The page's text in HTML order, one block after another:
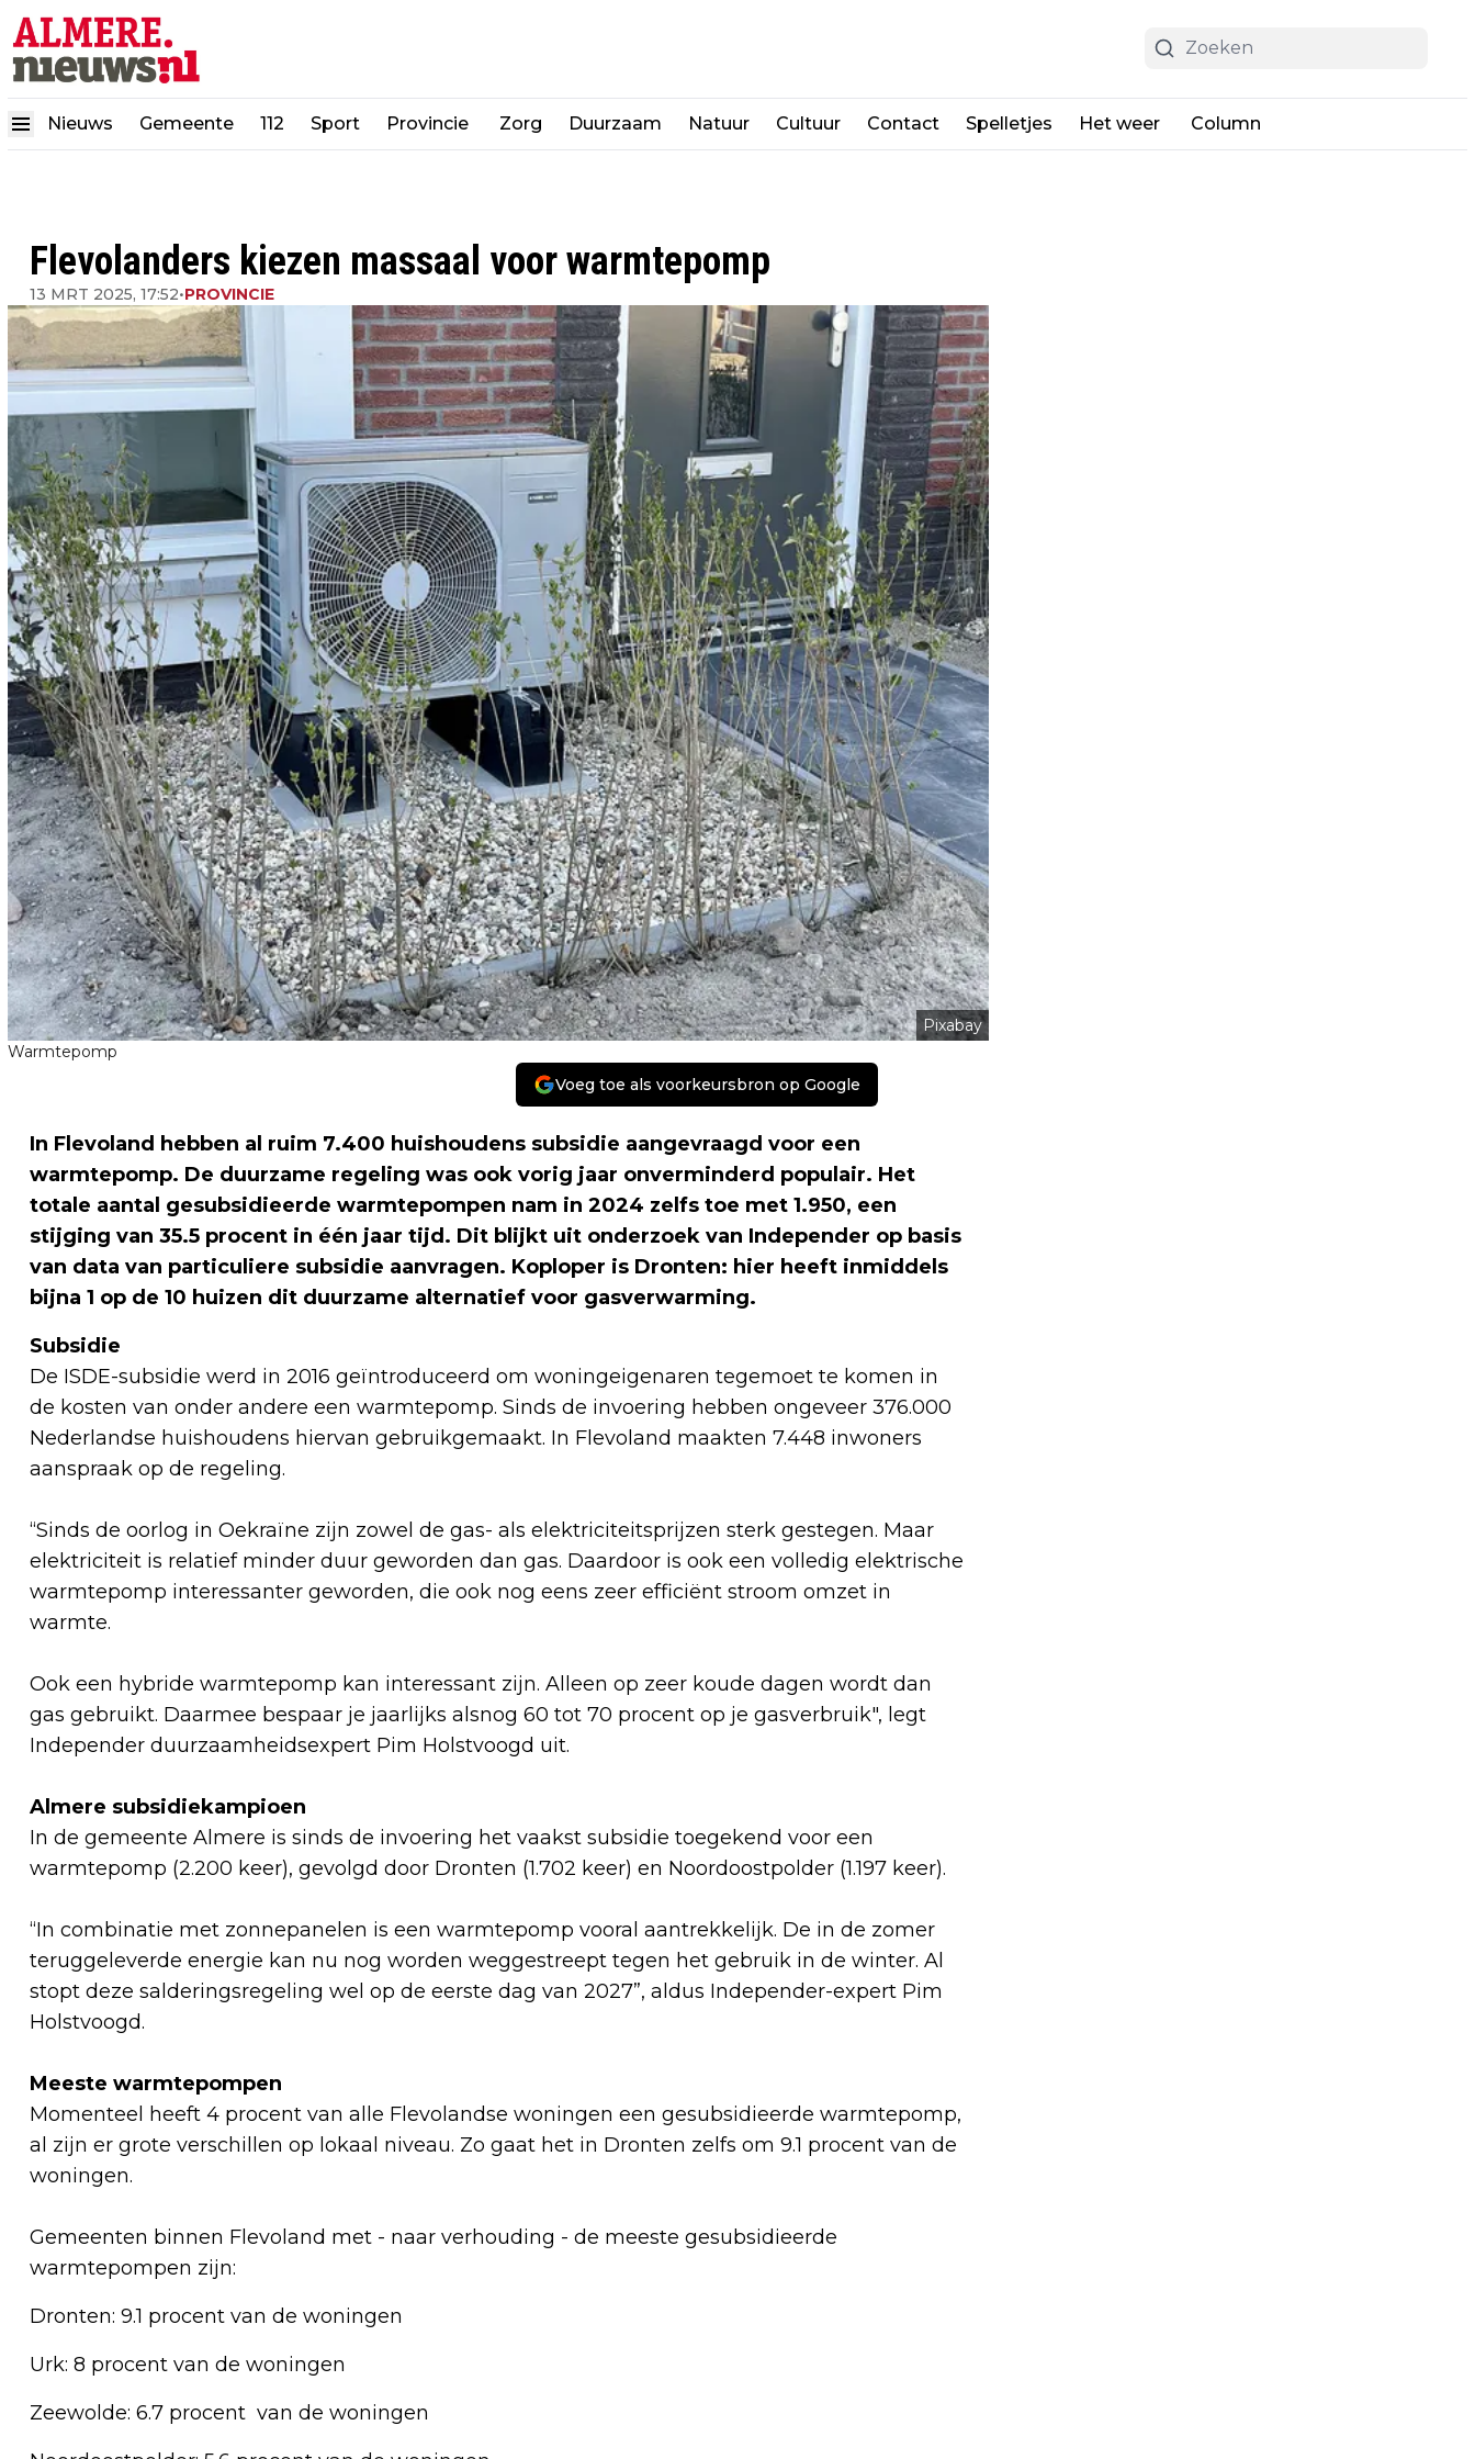
Nieuws Gemeente 112 Sport Provincie Zorg Duurzaam Natuur Cultuur Contact Spelletjes Het weer Column
Flevolanders kiezen massaal voor warmtepomp
13 MRT 2025, 17:52•PROVINCIE
Pixabay
Warmtepomp
Voeg toe als voorkeursbron op Google
In Flevoland hebben al ruim 7.400 huishoudens subsidie aangevraagd voor een
warmtepomp. De duurzame regeling was ook vorig jaar onverminderd populair. Het
totale aantal gesubsidieerde warmtepompen nam in 2024 zelfs toe met 1.950, een
stijging van 35.5 procent in één jaar tijd. Dit blijkt uit onderzoek van Independer op basis
van data van particuliere subsidie aanvragen. Koploper is Dronten: hier heeft inmiddels
bijna 1 op de 10 huizen dit duurzame alternatief voor gasverwarming.
Subsidie
De ISDE-subsidie werd in 2016 geïntroduceerd om woningeigenaren tegemoet te komen in
de kosten van onder andere een warmtepomp. Sinds de invoering hebben ongeveer 376.000
Nederlandse huishoudens hiervan gebruikgemaakt. In Flevoland maakten 7.448 inwoners
aanspraak op de regeling.
“Sinds de oorlog in Oekraïne zijn zowel de gas- als elektriciteitsprijzen sterk gestegen. Maar
elektriciteit is relatief minder duur geworden dan gas. Daardoor is ook een volledig elektrische
warmtepomp interessanter geworden, die ook nog eens zeer efficiënt stroom omzet in
warmte.
Ook een hybride warmtepomp kan interessant zijn. Alleen op zeer koude dagen wordt dan
gas gebruikt. Daarmee bespaar je jaarlijks alsnog 60 tot 70 procent op je gasverbruik", legt
Independer duurzaamheidsexpert Pim Holstvoogd uit.
Almere subsidiekampioen
In de gemeente Almere is sinds de invoering het vaakst subsidie toegekend voor een
warmtepomp (2.200 keer), gevolgd door Dronten (1.702 keer) en Noordoostpolder (1.197 keer).
“In combinatie met zonnepanelen is een warmtepomp vooral aantrekkelijk. De in de zomer
teruggeleverde energie kan nu nog worden weggestreept tegen het gebruik in de winter. Al
stopt deze salderingsregeling wel op de eerste dag van 2027”, aldus Independer-expert Pim
Holstvoogd.
Meeste warmtepompen
Momenteel heeft 4 procent van alle Flevolandse woningen een gesubsidieerde warmtepomp,
al zijn er grote verschillen op lokaal niveau. Zo gaat het in Dronten zelfs om 9.1 procent van de
woningen.
Gemeenten binnen Flevoland met - naar verhouding - de meeste gesubsidieerde
warmtepompen zijn:
Dronten: 9.1 procent van de woningen
Urk: 8 procent van de woningen
Zeewolde: 6.7 procent van de woningen